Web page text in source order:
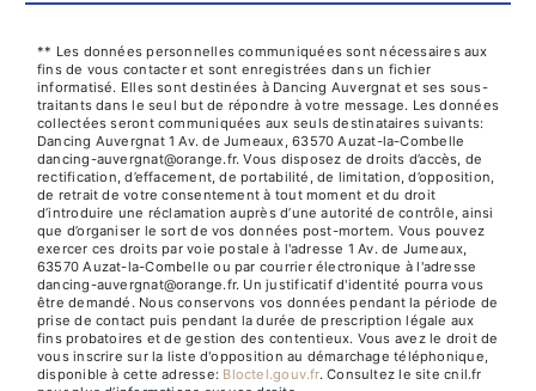
** Les données personnelles communiquées sont nécessaires aux
fins de vous contacter et sont enregistrées dans un fichier
informatisé. Elles sont destinées à Dancing Auvergnat et ses sous-
traitants dans le seul but de répondre à votre message. Les données
collectées seront communiquées aux seuls destinataires suivants:
Dancing Auvergnat 1 Av. de Jumeaux, 63570 Auzat-la-Combelle
dancing-auvergnat@orange.fr. Vous disposez de droits d’accès, de
rectification, d’effacement, de portabilité, de limitation, d’opposition,
de retrait de votre consentement à tout moment et du droit
d’introduire une réclamation auprès d’une autorité de contrôle, ainsi
que d’organiser le sort de vos données post-mortem. Vous pouvez
exercer ces droits par voie postale à l'adresse 1 Av. de Jumeaux,
63570 Auzat-la-Combelle ou par courrier électronique à l'adresse
dancing-auvergnat@orange.fr. Un justificatif d'identité pourra vous
être demandé. Nous conservons vos données pendant la période de
prise de contact puis pendant la durée de prescription légale aux
fins probatoires et de gestion des contentieux. Vous avez le droit de
vous inscrire sur la liste d'opposition au démarchage téléphonique,
disponible à cette adresse:
Bloctel.gouv.fr. Consultez le site cnil.fr